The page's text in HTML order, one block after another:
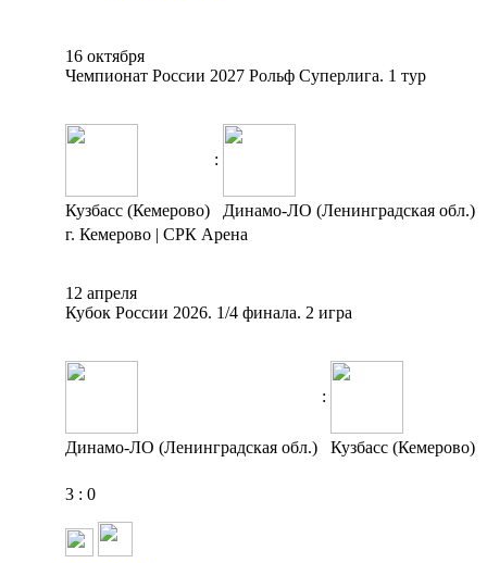
16 октября
Чемпионат России 2027 Рольф Суперлига. 1 тур
:
Кузбасс (Кемерово)
Динамо-ЛО (Ленинградская обл.)
г. Кемерово | СРК Арена
12 апреля
Кубок России 2026. 1/4 финала. 2 игра
:
Динамо-ЛО (Ленинградская обл.) Кузбасс (Кемерово)
3 : 0